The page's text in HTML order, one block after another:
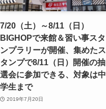
7/20（土）～8/11（日）
BIGHOPで来館＆習い事スタ
ンプラリーが開催、集めたス
タンプで8/11（日）開催の抽
選会に参加できる、対象は中
学生まで
2019年7月20日